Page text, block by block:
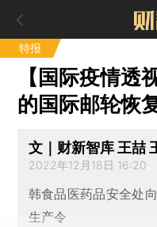
特报
【国际疫情透
的国际邮轮恢
文｜财新智库 王喆
2022年12月18日 16:20
韩食品医药品安全处
生产令